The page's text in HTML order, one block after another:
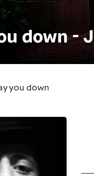
down -
you down